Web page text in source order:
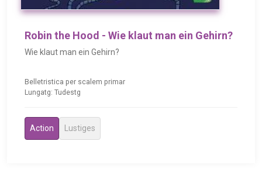
Robin the Hood - Wie klaut man ein Gehirn?
Wie klaut man ein Gehirn?
Belletristica per scalem primar
Lungatg: Tudestg
Action Lustiges